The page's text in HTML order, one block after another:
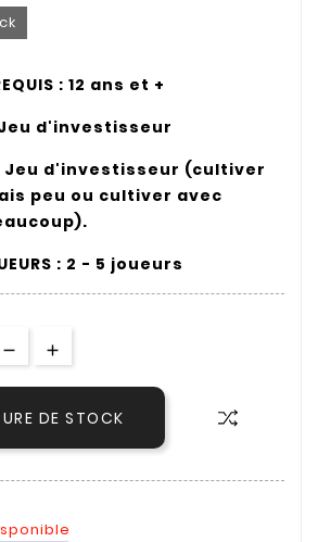
: 12 ans et +
d'investisseur
Jeu d'investisseur (cultiver
peu ou cultiver avec
: 2 - 5 joueurs
DE STOCK